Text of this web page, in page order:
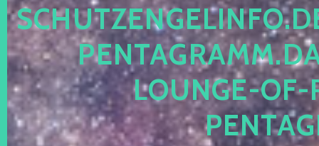
OUNGE-OF-